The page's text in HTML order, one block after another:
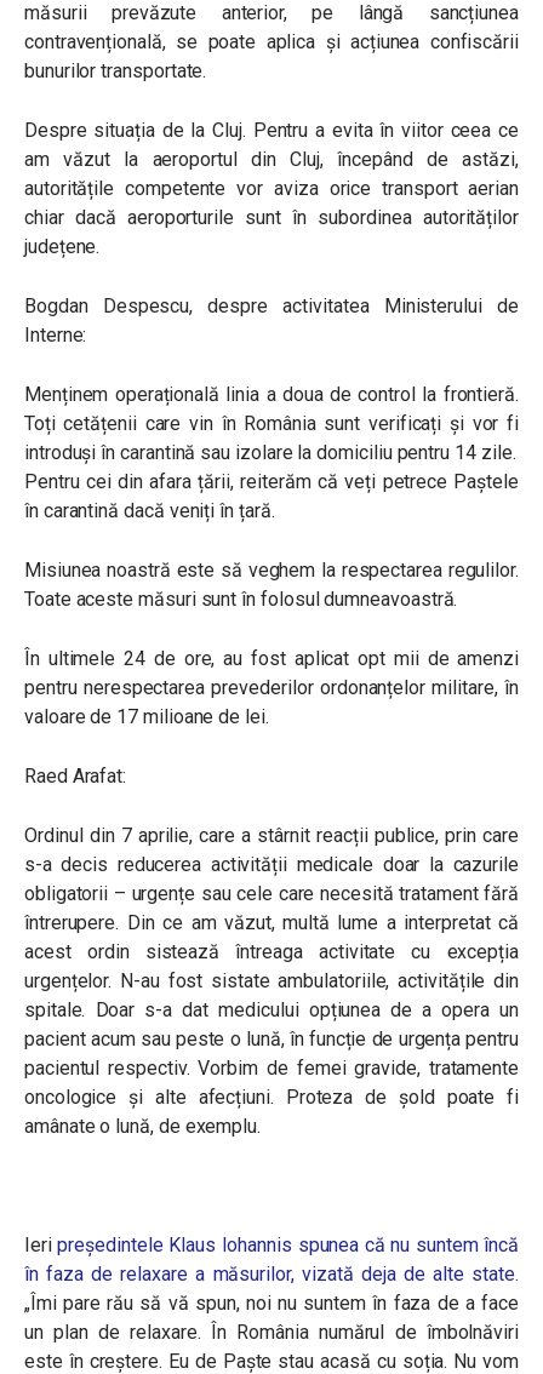
măsurii prevăzute anterior, pe lângă sancțiunea
contravențională, se poate aplica și acțiunea confiscării
bunurilor transportate.
Despre situația de la Cluj. Pentru a evita în viitor ceea ce
am văzut la aeroportul din Cluj, începând de astăzi,
autoritățile competente vor aviza orice transport aerian
chiar dacă aeroporturile sunt în subordinea autorităților
județene.
Bogdan Despescu, despre activitatea Ministerului de
Interne:
Menținem operațională linia a doua de control la frontieră.
Toți cetățenii care vin în România sunt verificați și vor fi
introduși în carantină sau izolare la domiciliu pentru 14 zile.
Pentru cei din afara țării, reiterăm că veți petrece Paștele
în carantină dacă veniți în țară.
Misiunea noastră este să veghem la respectarea regulilor.
Toate aceste măsuri sunt în folosul dumneavoastră.
În ultimele 24 de ore, au fost aplicat opt mii de amenzi
pentru nerespectarea prevederilor ordonanțelor militare, în
valoare de 17 milioane de lei.
Raed Arafat:
Ordinul din 7 aprilie, care a stârnit reacții publice, prin care
s-a decis reducerea activității medicale doar la cazurile
obligatorii – urgențe sau cele care necesită tratament fără
întrerupere. Din ce am văzut, multă lume a interpretat că
acest ordin sistează întreaga activitate cu excepția
urgențelor. N-au fost sistate ambulatoriile, activitățile din
spitale. Doar s-a dat medicului opțiunea de a opera un
pacient acum sau peste o lună, în funcție de urgența pentru
pacientul respectiv. Vorbim de femei gravide, tratamente
oncologice și alte afecțiuni. Proteza de șold poate fi
amânate o lună, de exemplu.
Ieripreședintele Klaus Iohannis spunea că nu suntem încă
în faza de relaxare a măsurilor, vizată deja de alte state.
„Îmi pare rău să vă spun, noi nu suntem în faza de a face
un plan de relaxare. În România numărul de îmbolnăviri
este în creștere. Eu de Paște stau acasă cu soția. Nu vom